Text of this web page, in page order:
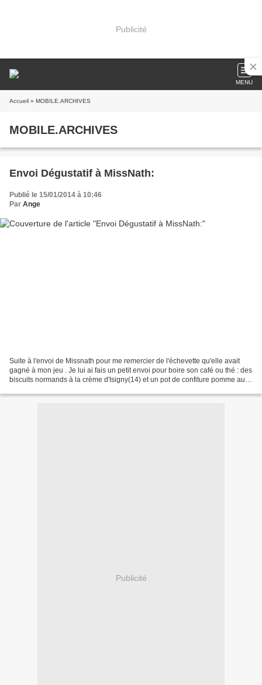
Publicité
MENU
Accueil » MOBILE.ARCHIVES
MOBILE.ARCHIVES
Envoi Dégustatif à MissNath:
Publié le 15/01/2014 à 10:46
Par Ange
Suite à l'envoi de Missnath pour me remercier de l'échevette qu'elle avait
gagné à mon jeu . Je lui ai fais un petit envoi pour boire son café ou thé : des
biscuits normands à la crème d'Isigny(14) et un pot de confiture pomme au
Publicité